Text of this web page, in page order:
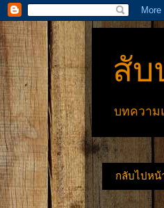
สับ
บทความ
กลับไปหน้